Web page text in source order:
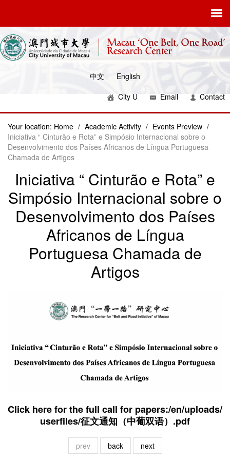
中文
English
City U
Email Contact
Your location: Home / Academic Activity / Events Preview /
Iniciativa “ Cinturão e Rota” e Simpósio Internacional sobre o
Desenvolvimento dos Países Africanos de Língua Portuguesa
Chamada de Artigos
Iniciativa “ Cinturão e Rota” e
Simpósio Internacional sobre o
Desenvolvimento dos Países
Africanos de Língua
Portuguesa Chamada de
Artigos
Click here for the full call for papers:/en/uploads/
userfiles/征文通知（中葡双语）.pdf
prev back next